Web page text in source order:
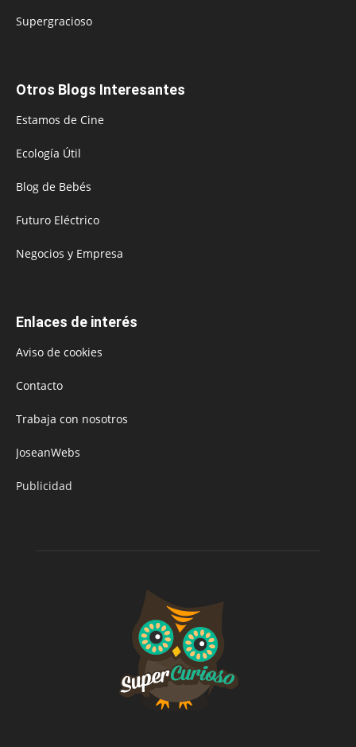
Supergracioso
Otros Blogs Interesantes
Estamos de Cine
Ecología Útil
Blog de Bebés
Futuro Eléctrico
Negocios y Empresa
Enlaces de interés
Aviso de cookies
Contacto
Trabaja con nosotros
JoseanWebs
Publicidad